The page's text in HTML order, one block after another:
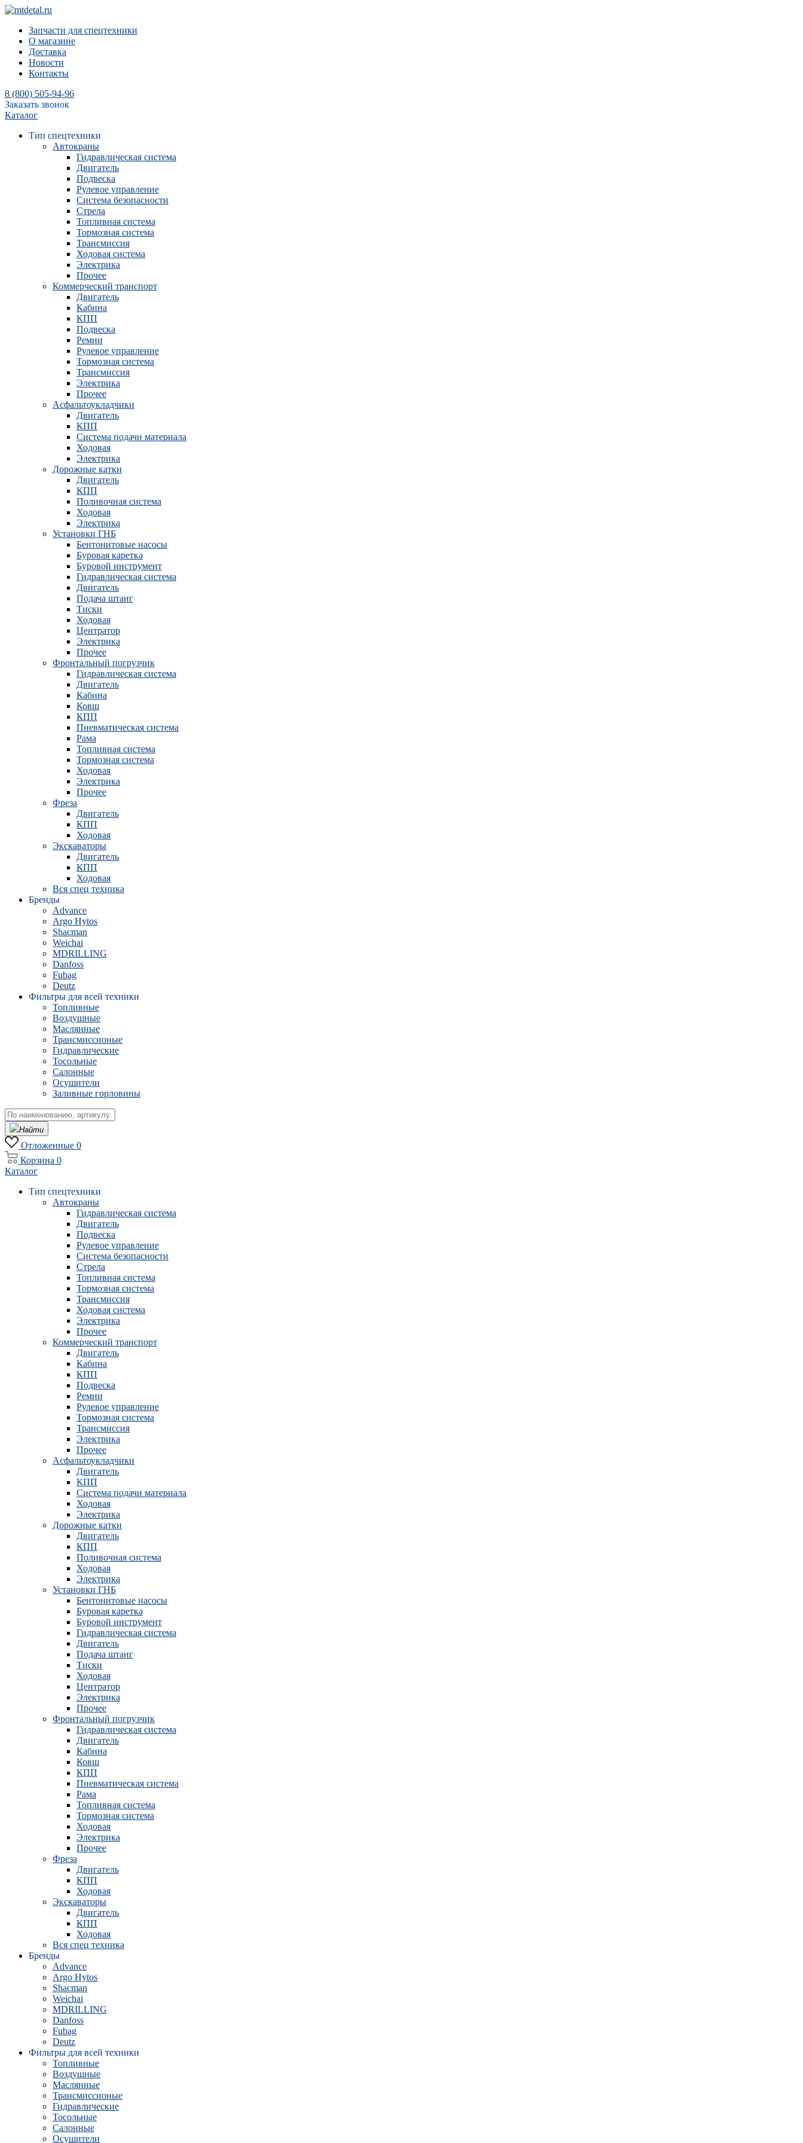
Запчасти для спецтехники
О магазине
Доставка
Новости
Контакты
8 (800) 505-94-96
Заказать звонок
Каталог
Тип спецтехники
Автокраны
Гидравлическая система
Двигатель
Подвеска
Рулевое управление
Система безопасности
Стрела
Топливная система
Тормозная система
Трансмиссия
Ходовая система
Электрика
Прочее
Коммерческий транспорт
Двигатель
Кабина
КПП
Подвеска
Ремни
Рулевое управление
Тормозная система
Трансмиссия
Электрика
Прочее
Асфальтоукладчики
Двигатель
КПП
Система подачи материала
Ходовая
Электрика
Дорожные катки
Двигатель
КПП
Поливочная система
Ходовая
Электрика
Установки ГНБ
Бентонитовые насосы
Буровая каретка
Буровой инструмент
Гидравлическая система
Двигатель
Подача штанг
Тиски
Ходовая
Центратор
Электрика
Прочее
Фронтальный погрузчик
Гидравлическая система
Двигатель
Кабина
Ковш
КПП
Пневматическая система
Рама
Топливная система
Тормозная система
Ходовая
Электрика
Прочее
Фреза
Двигатель
КПП
Ходовая
Экскаваторы
Двигатель
КПП
Ходовая
Вся спец техника
Бренды
Advance
Argo Hytos
Shacman
Weichai
MDRILLING
Danfoss
Fubag
Deutz
Фильтры для всей техники
Топливные
Воздушные
Маслянные
Трансмиссионые
Гидравлические
Тосольные
Салонные
Осушители
Заливные горловины
Найти
Отложенные 0
Корзина 0
Каталог
Тип спецтехники
Автокраны
Гидравлическая система
Двигатель
Подвеска
Рулевое управление
Система безопасности
Стрела
Топливная система
Тормозная система
Трансмиссия
Ходовая система
Электрика
Прочее
Коммерческий транспорт
Двигатель
Кабина
КПП
Подвеска
Ремни
Рулевое управление
Тормозная система
Трансмиссия
Электрика
Прочее
Асфальтоукладчики
Двигатель
КПП
Система подачи материала
Ходовая
Электрика
Дорожные катки
Двигатель
КПП
Поливочная система
Ходовая
Электрика
Установки ГНБ
Бентонитовые насосы
Буровая каретка
Буровой инструмент
Гидравлическая система
Двигатель
Подача штанг
Тиски
Ходовая
Центратор
Электрика
Прочее
Фронтальный погрузчик
Гидравлическая система
Двигатель
Кабина
Ковш
КПП
Пневматическая система
Рама
Топливная система
Тормозная система
Ходовая
Электрика
Прочее
Фреза
Двигатель
КПП
Ходовая
Экскаваторы
Двигатель
КПП
Ходовая
Вся спец техника
Бренды
Advance
Argo Hytos
Shacman
Weichai
MDRILLING
Danfoss
Fubag
Deutz
Фильтры для всей техники
Топливные
Воздушные
Маслянные
Трансмиссионые
Гидравлические
Тосольные
Салонные
Осушители